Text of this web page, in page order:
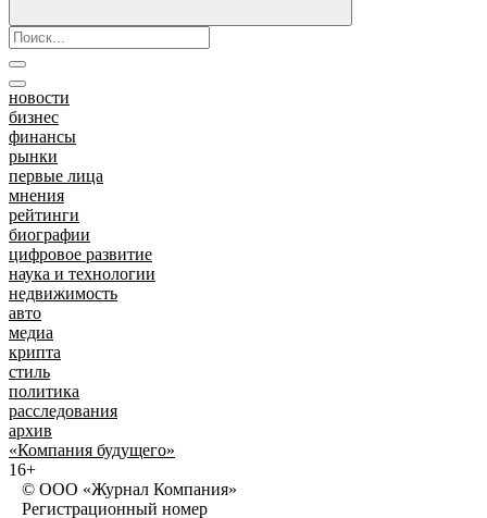
новости
бизнес
финансы
рынки
первые лица
мнения
рейтинги
биографии
цифровое развитие
наука и технологии
недвижимость
авто
медиа
крипта
стиль
политика
расследования
архив
«Компания будущего»
16+
© ООО «Журнал Компания»
Регистрационный номер